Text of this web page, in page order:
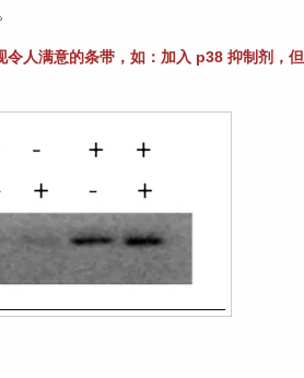
人满意的条带，如：加入 p38 抑制剂，但